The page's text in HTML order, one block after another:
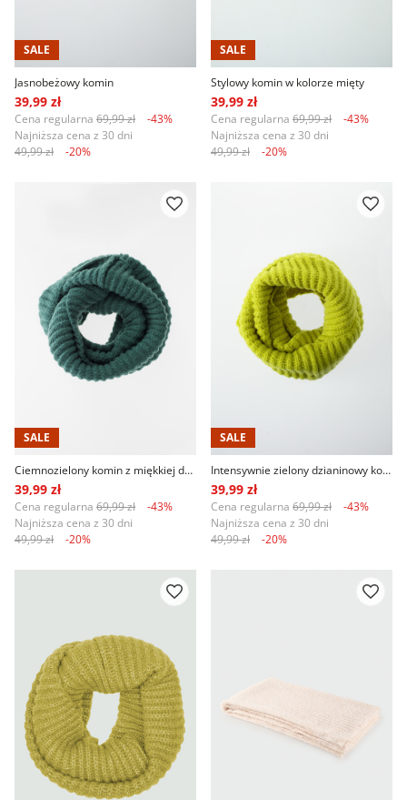
SALE
Jasnobeżowy komin
39,99 zł
Cena regularna 69,99 zł
-43%
Najniższa cena z 30 dni
49,99 zł
-20%
SALE
Stylowy komin w kolorze mięty
39,99 zł
Cena regularna 69,99 zł
-43%
Najniższa cena z 30 dni
49,99 zł
-20%
SALE
Ciemnozielony komin z miękkiej dzianiny
39,99 zł
Cena regularna 69,99 zł
-43%
Najniższa cena z 30 dni
49,99 zł
-20%
SALE
Intensywnie zielony dzianinowy komin
39,99 zł
Cena regularna 69,99 zł
-43%
Najniższa cena z 30 dni
49,99 zł
-20%